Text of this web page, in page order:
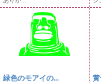
緑色のモアイの... 黄